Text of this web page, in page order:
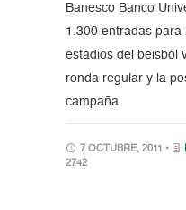
Banesco Banco
1.300 entradas para
estadios del béisbol
ronda regular y la
campaña
7 OCTUBRE, 2011 •
2742